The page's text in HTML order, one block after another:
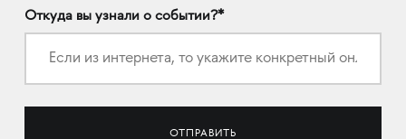
Откуда вы узнали о событии?*